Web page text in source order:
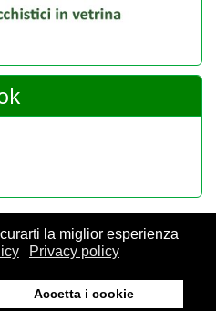
la miglior esperienza
Privacy policy
Accetta i cookie
80105170155 - P. Iva